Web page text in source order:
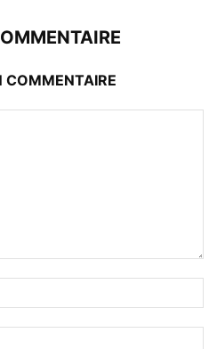
COMMENTAIRE